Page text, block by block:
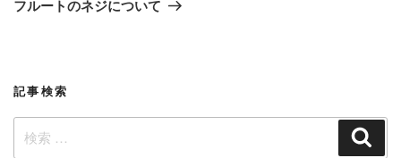
ン
フルートのネジについて
記事検索
索: